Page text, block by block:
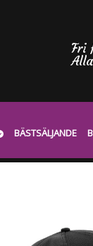
Fri
BÄSTSÄLJANDE